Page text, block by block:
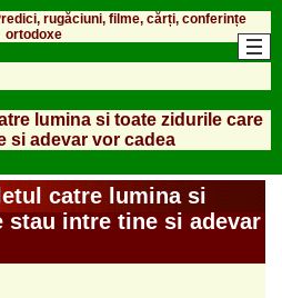
rugăciuni, filme, cărți, conferințe
ortodoxe
lumina si toate zidurile care
si adevar vor cadea
catre lumina si
stau intre tine si adevar